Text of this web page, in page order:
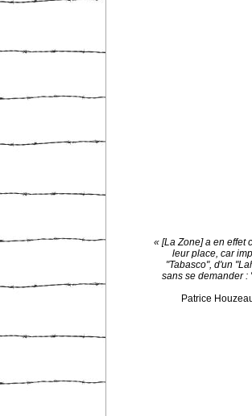
« [La Zone] a en effet
leur place, car
"Tabasco", d'un
sans se demander :
Patrice